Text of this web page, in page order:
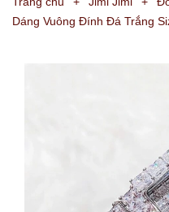
Dáng Vuông Đính Đá Trắng